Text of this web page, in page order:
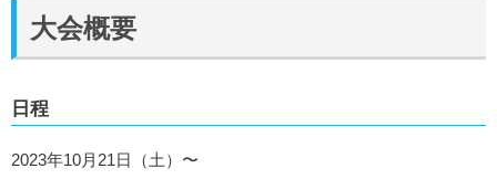
大会概要
日程
2023年10月21日（土）〜